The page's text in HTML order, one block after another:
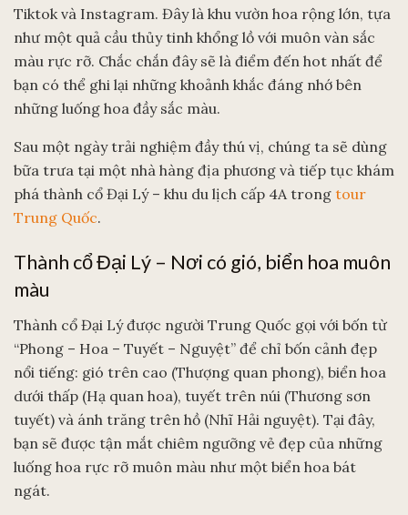
Tiktok và Instagram. Đây là khu vườn hoa rộng lớn, tựa
như một quả cầu thủy tinh khổng lồ với muôn vàn sắc
màu rực rỡ. Chắc chắn đây sẽ là điểm đến hot nhất để
bạn có thể ghi lại những khoảnh khắc đáng nhớ bên
những luống hoa đầy sắc màu.
Sau một ngày trải nghiệm đầy thú vị, chúng ta sẽ dùng
bữa trưa tại một nhà hàng địa phương và tiếp tục khám
phá thành cổ Đại Lý – khu du lịch cấp 4A trong tour
Trung Quốc.
Thành cổ Đại Lý – Nơi có gió, biển hoa muôn
màu
Thành cổ Đại Lý được người Trung Quốc gọi với bốn từ
“Phong – Hoa – Tuyết – Nguyệt” để chỉ bốn cảnh đẹp
nổi tiếng: gió trên cao (Thượng quan phong), biển hoa
dưới thấp (Hạ quan hoa), tuyết trên núi (Thương sơn
tuyết) và ánh trăng trên hồ (Nhĩ Hải nguyệt). Tại đây,
bạn sẽ được tận mắt chiêm ngưỡng vẻ đẹp của những
luống hoa rực rỡ muôn màu như một biển hoa bát
ngát.